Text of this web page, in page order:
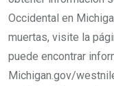
Occidental en
muertas, visite la
puede encontrar
Michigan.gov/